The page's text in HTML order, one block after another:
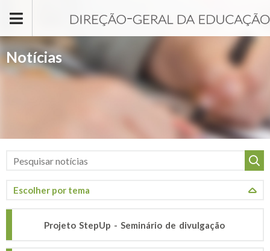
Notícias
Projeto StepUp - Seminário de divulgação